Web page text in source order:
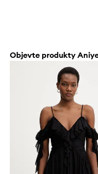
Objevte produkty